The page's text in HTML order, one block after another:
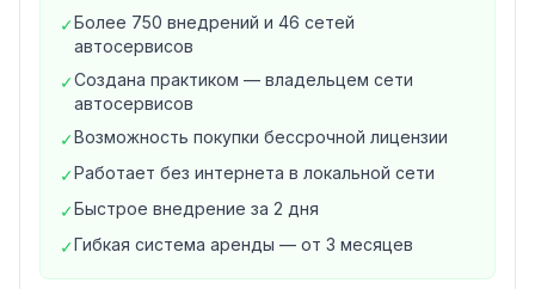
Учёт рабочего времени механиков
История ремонтов по каждому автомобилю
Печать документов и актов
2. Склад и запчасти
Полноценный складской учёт
Контроль остатков и движения товаров
Инвентаризация
Работа с поставщиками
3. CRM и клиентская база
✓Более 750 внедрений и 46 сетей
автосервисов
✓Создана практиком — владельцем сети
автосервисов
✓Возможность покупки бессрочной лицензии
✓Работает без интернета в локальной сети
✓Быстрое внедрение за 2 дня
✓Гибкая система аренды — от 3 месяцев